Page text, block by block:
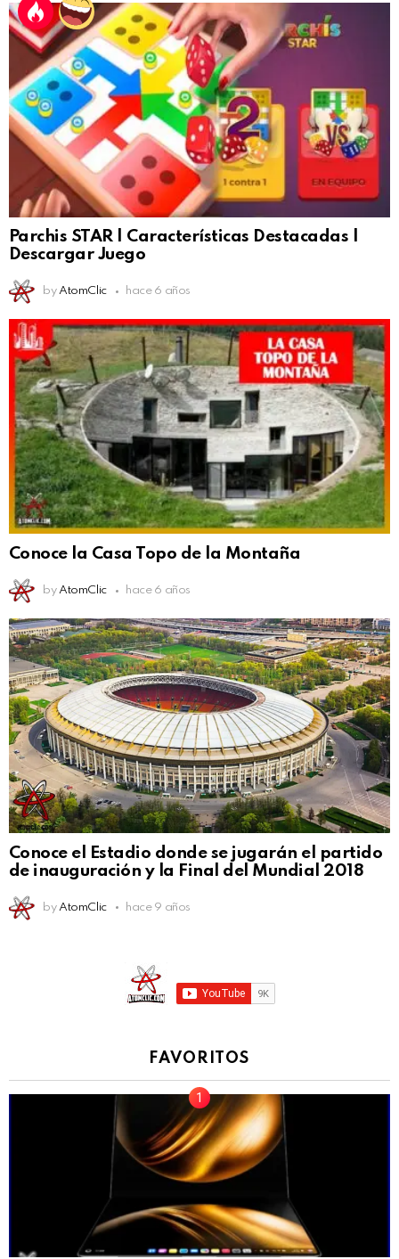
Parchis STAR | Características Destacadas |
Descargar Juego
by AtomClic hace 6 años
Conoce la Casa Topo de la Montaña
by AtomClic hace 6 años
Conoce el Estadio donde se jugarán el partido
de inauguración y la Final del Mundial 2018
by AtomClic hace 9 años
FAVORITOS